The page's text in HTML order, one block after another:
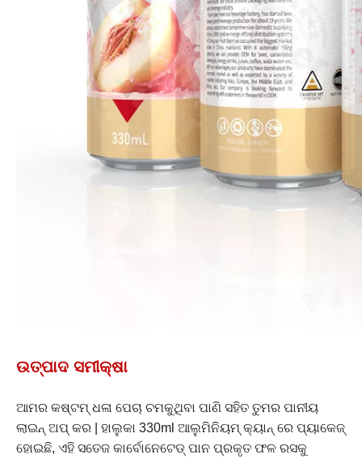
ଉତ୍ପାଦ ସମୀକ୍ଷା
ଆମର କଷ୍ଟମ୍ ଧଳା ପେଚା ଚମକୁଥିବା ପାଣି ସହିତ ତୁମର ପାନୀୟ
ଲାଇନ୍ ଅପ୍ କର | ହାଲୁକା 330ml ଆଲୁମିନିୟମ୍ କ୍ୟାନ୍ ରେ ପ୍ୟାକେଜ୍
ହୋଇଛି, ଏହି ସତେଜ କାର୍ବୋନେଟେଡ୍ ପାନ ପ୍ରକୃତ ଫଳ ରସକୁ